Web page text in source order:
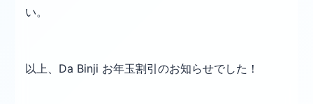
い。
以上、Da Binji お年玉割引のお知らせでした！